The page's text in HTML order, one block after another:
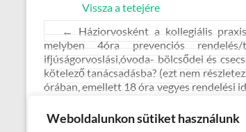
Weboldalunkon sütiket használunk
Vissza a tetejére
←
Háziorvosként a kollegiális
melyben 4óra prevenciós
ifjúságorvoslási,óvoda- bölcsődei és
kötelező tanácsadásba? (ezt nem
órában, emellett 18 óra vegyes rendelési
módosítani a rendelési időt, hanem
kérem állásfoglalásukat!